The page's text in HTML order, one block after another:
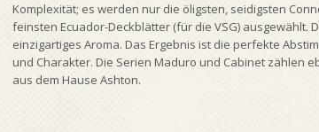
Komplexität; es werden nur die öligsten, seidigsten
feinsten Ecuador-Deckblätter (für die VSG) ausgewählt.
einzigartiges Aroma. Das Ergebnis ist die perfekte
und Charakter. Die Serien Maduro und Cabinet zählen
aus dem Hause Ashton.